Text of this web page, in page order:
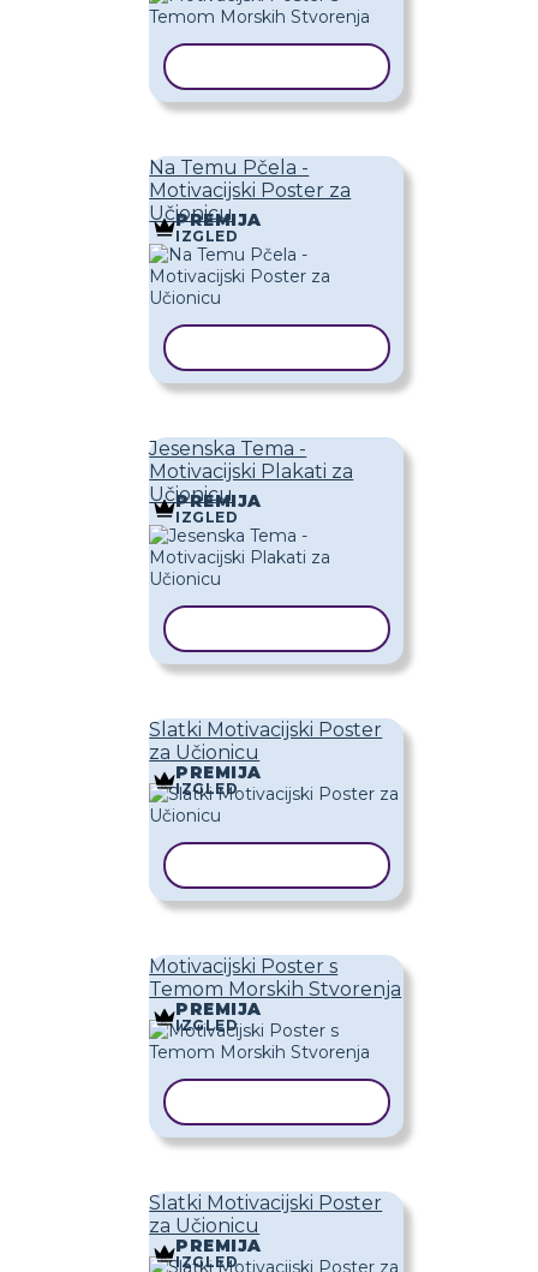
Na Temu Pčela -
Motivacijski Poster za
Učionicu
PREMIJA
IZGLED
Jesenska Tema -
Motivacijski Plakati za
Učionicu
PREMIJA
IZGLED
Slatki Motivacijski Poster
za Učionicu
PREMIJA
IZGLED
Motivacijski Poster s
Temom Morskih Stvorenja
PREMIJA
IZGLED
Slatki Motivacijski Poster
za Učionicu
PREMIJA
IZGLED